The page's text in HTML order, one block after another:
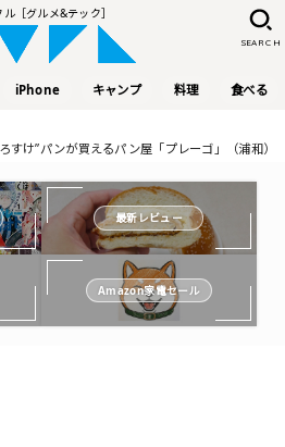
ル［グルメ&テック］
iPhone キャンプ 料理 食べる
SEARCH
すけ”パンが買えるパン屋「プレーゴ」（浦和）
最新レビュー
Amazon家電セール